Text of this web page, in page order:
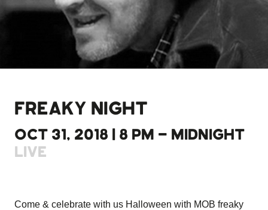
FREAKY NIGHT
OCT 31, 2018 | 8 PM - MIDNIGHT
LIVE
Come & celebrate with us Halloween with MOB freaky